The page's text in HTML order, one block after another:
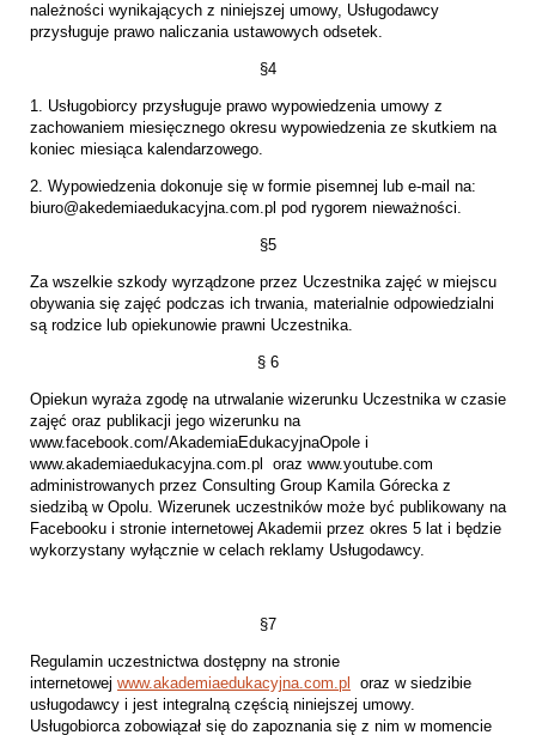
należności wynikających z niniejszej umowy, Usługodawcy
przysługuje prawo naliczania ustawowych odsetek.
§4
1. Usługobiorcy przysługuje prawo wypowiedzenia umowy z
zachowaniem miesięcznego okresu wypowiedzenia ze skutkiem na
koniec miesiąca kalendarzowego.
2. Wypowiedzenia dokonuje się w formie pisemnej lub e-mail na:
biuro@akedemiaedukacyjna.com.pl pod rygorem nieważności.
§5
Za wszelkie szkody wyrządzone przez Uczestnika zajęć w miejscu
obywania się zajęć podczas ich trwania, materialnie odpowiedzialni
są rodzice lub opiekunowie prawni Uczestnika.
§ 6
Opiekun wyraża zgodę na utrwalanie wizerunku Uczestnika w czasie
zajęć oraz publikacji jego wizerunku na
www.facebook.com/AkademiaEdukacyjnaOpole i
www.akademiaedukacyjna.com.pl oraz www.youtube.com
administrowanych przez Consulting Group Kamila Górecka z
siedzibą w Opolu. Wizerunek uczestników może być publikowany na
Facebooku i stronie internetowej Akademii przez okres 5 lat i będzie
wykorzystany wyłącznie w celach reklamy Usługodawcy.
§7
Regulamin uczestnictwa dostępny na stronie
internetowej www.akademiaedukacyjna.com.pl
oraz w siedzibie
usługodawcy i jest integralną częścią niniejszej umowy.
Usługobiorca zobowiązał się do zapoznania się z nim w momencie